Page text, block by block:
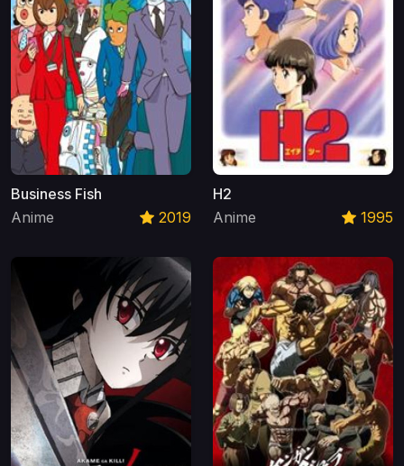
Business Fish
Anime
2019
H2
Anime
1995